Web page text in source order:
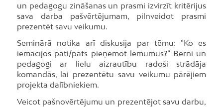
un pedagogu zināšanas un prasmi izvirzīt kritērijus
sava darba pašvērtējumam, pilnveidot prasmi
prezentēt savu veikumu.
Seminārā notika arī diskusija par tēmu: “Ko es
iemācījos pati/pats pieņemot lēmumus?” Bērni un
pedagogi ar lielu aizrautību radoši strādāja
komandās, lai prezentētu savu veikumu pārējiem
projekta dalībniekiem.
Veicot pašnovērtējumu un prezentējot savu darbu,